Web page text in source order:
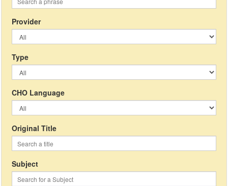
Provider
Type
CHO Language
Original Title
Subject